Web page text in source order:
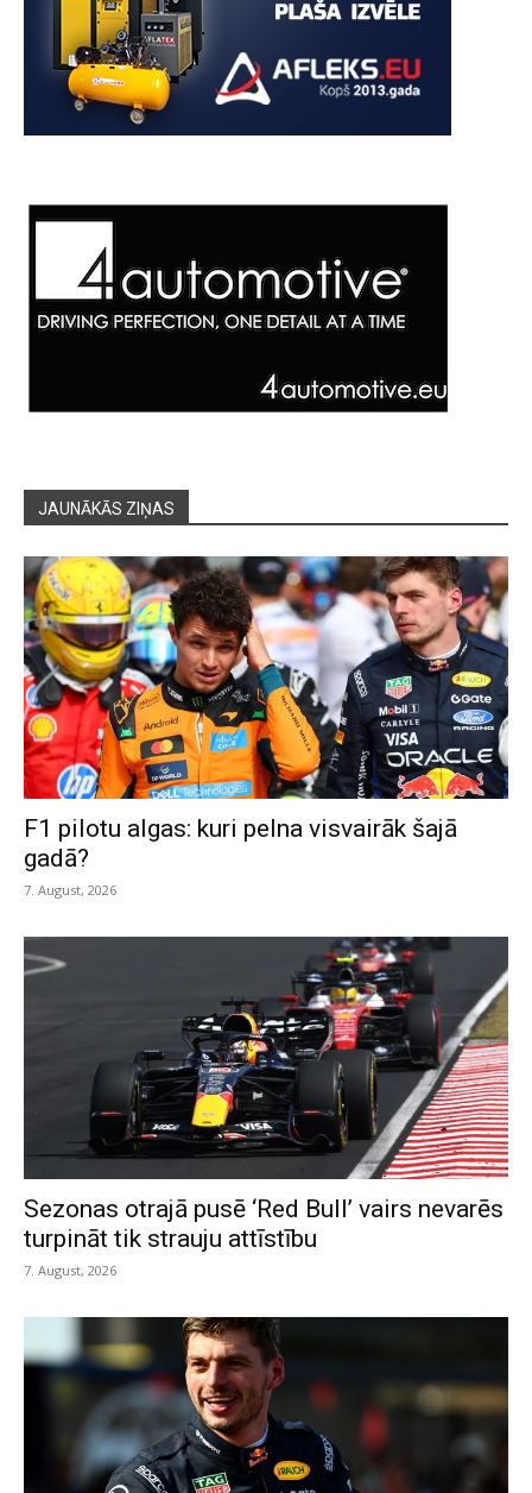
JAUNĀKĀS ZIŅAS
F1 pilotu algas: kuri pelna visvairāk šajā
gadā?
7. August, 2026
Sezonas otrajā pusē ‘Red Bull’ vairs nevarēs
turpināt tik strauju attīstību
7. August, 2026